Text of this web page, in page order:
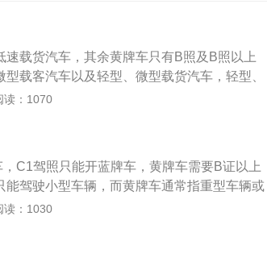
载货汽车，其余黄牌车只有B照及B照以上
载客汽车以及轻型、微型载货汽车，轻型、
的所有准驾车型。黄牌分为大黄牌和小黄
货车，毕竟C1的准驾车型里面就包含了C
但是也有相应的代价，首先就是上文所讲的
货车不能进城和办理H证，而且黄牌货车每年
货车更高。
读：1070
C1驾照只能开蓝牌车，黄牌车需要B证以上
驾驶小型车辆，而黄牌车通常指重型车辆或
车、轻型和微型货车、轻型、小型和微型特
超过6米，核定载客量10人以上19人以下的
读：1030